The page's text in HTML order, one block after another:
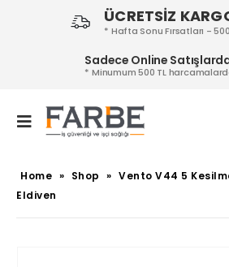
ÜCRETSİZ
* Hafta Sonu Fırsatları -
Sadece Online
* Minumum 500 TL
Home » Shop » Vento V44 5
Eldiven